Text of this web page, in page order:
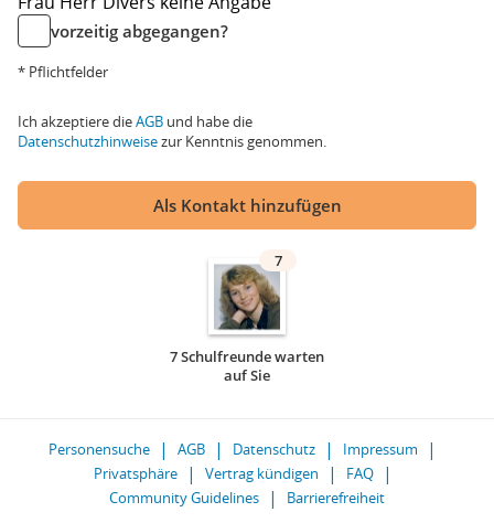
vorzeitig abgegangen?
* Pflichtfelder
Ich akzeptiere dieAGB und habe die
Datenschutzhinweisezur Kenntnis genommen.
Als Kontakt hinzufügen
7
7 Schulfreunde warten
auf Sie
Personensuche AGB Datenschutz
Impressum
Privatsphäre
Vertrag kündigen
FAQ
Community Guidelines
Barrierefreiheit